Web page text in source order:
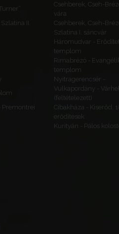
Csehberek, Cseh-
vára
II.
Csehberek, Cseh-
Szlatina I. sáncvár
Háromudvar -
templom
Rimabrézó -
templom
Nyitragerencsér -
Vulkapordány -
(feltételezett)
Premontrei
Cibakháza - Kiserőd,
erődítések
Kurityán - Pálos